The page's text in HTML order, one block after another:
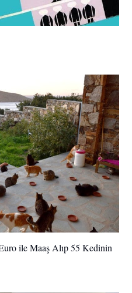
ile Maaş Alıp 55 Kedinin